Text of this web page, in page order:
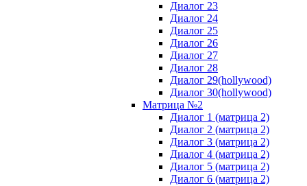
Диалог 23
Диалог 24
Диалог 25
Диалог 26
Диалог 27
Диалог 28
Диалог 29(hollywood)
Диалог 30(hollywood)
Матрица №2
Диалог 1 (матрица 2)
Диалог 2 (матрица 2)
Диалог 3 (матрица 2)
Диалог 4 (матрица 2)
Диалог 5 (матрица 2)
Диалог 6 (матрица 2)